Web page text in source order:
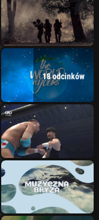
18 odcinków